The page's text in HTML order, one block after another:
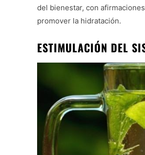
del bienestar, con
promover la hidratación.
ESTIMULACIÓN DEL